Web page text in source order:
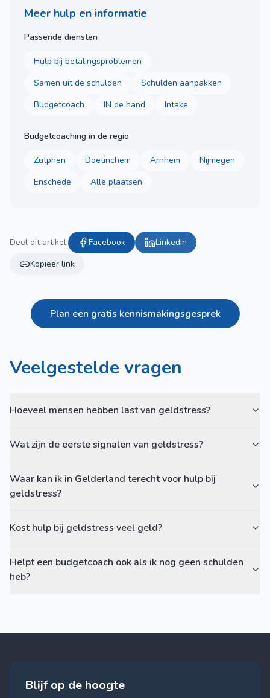
Meer hulp en informatie
Passende diensten
Hulp bij betalingsproblemen
Samen uit de schulden
Schulden aanpakken
Budgetcoach
IN de hand Intake
Budgetcoaching in de regio
Zutphen Doetinchem Arnhem
Nijmegen
Enschede
Alle plaatsen
Deel dit artikel: Facebook
LinkedIn
Kopieer link
Plan een gratis kennismakingsgesprek
Veelgestelde vragen
Hoeveel mensen hebben last van geldstress?
Wat zijn de eerste signalen van geldstress?
Waar kan ik in Gelderland terecht voor hulp bij
geldstress?
Kost hulp bij geldstress veel geld?
Helpt een budgetcoach ook als ik nog geen schulden
heb?
Blijf op de hoogte